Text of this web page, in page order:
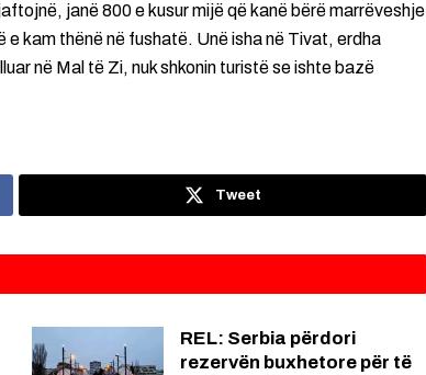
janë 800 e kusur mijë që kanë bërë marrëveshje
e kam thënë në fushatë. Unë isha në Tivat, erdha
në Mal të Zi, nuk shkonin turistë se ishte bazë
Tweet
REL: Serbia përdori
rezervën buxhetore për të